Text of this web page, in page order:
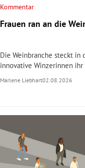
Kommentar
Frauen ran an die
Die Weinbranche steckt in
innovative Winzerinnen
Marlene Liebhart02.08.2026